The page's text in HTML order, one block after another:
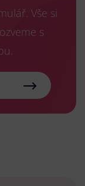
Vše si
s